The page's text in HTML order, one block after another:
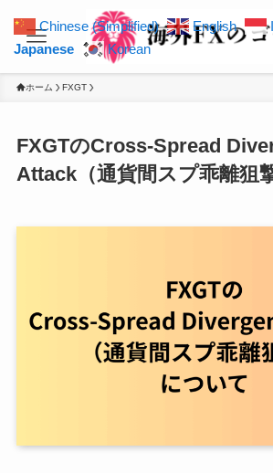
ホーム FXGT
FXGTのCross-Spread
Attack（通貨間スプ乖離狙
Chinese (Simplified) English
Japanese
Korean